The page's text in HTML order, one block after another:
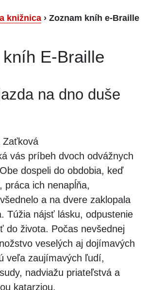
knižnica › Zoznam kníh e-Braille
E-Braille
na dno duše
Zaťková
vás príbeh dvoch odvážnych
dospeli do obdobia, keď
práca ich nenapĺňa,
a na dvere zaklopala
Túžia nájsť lásku, odpustenie
do života. Počas nevšednej
veselých aj dojímavých
veľa zaujímavých ľudí,
nadviažu priateľstvá a
katarziou.